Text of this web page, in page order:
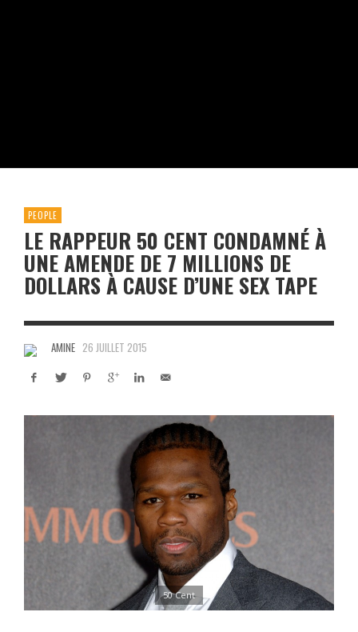
PEOPLE
LE RAPPEUR 50 CENT CONDAMNÉ À
UNE AMENDE DE 7 MILLIONS DE
DOLLARS À CAUSE D’UNE SEX TAPE
AMINE 26 JUILLET 2015
50 Cent